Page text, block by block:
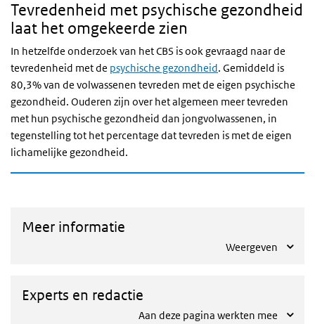
Tevredenheid met psychische gezondheid
laat het omgekeerde zien
In hetzelfde onderzoek van hetCBS is ook gevraagd naar de
tevredenheid met de psychische gezondheid. Gemiddeld is
80,3% van de volwassenen tevreden met de eigen psychische
gezondheid. Ouderen zijn over het algemeen meer tevreden
met hun psychische gezondheid dan jongvolwassenen, in
tegenstelling tot het percentage dat tevreden is met de eigen
lichamelijke gezondheid.
Meer informatie
Weergeven
Experts en redactie
Aan deze pagina werkten mee